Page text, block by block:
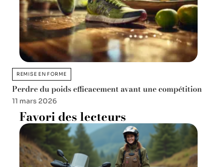
REMISE EN FORME
Perdre du poids efficacement avant une compétition
11 mars 2026
Favori des lecteurs